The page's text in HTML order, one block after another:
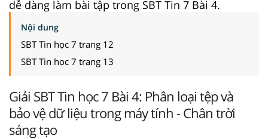
dễ dàng làm bài tập trong SBT Tin 7 Bài 4.
Nội dung
SBT Tin học 7 trang 12
SBT Tin học 7 trang 13
Giải SBT Tin học 7 Bài 4: Phân loại tệp và
bảo vệ dữ liệu trong máy tính - Chân trời
sáng tạo